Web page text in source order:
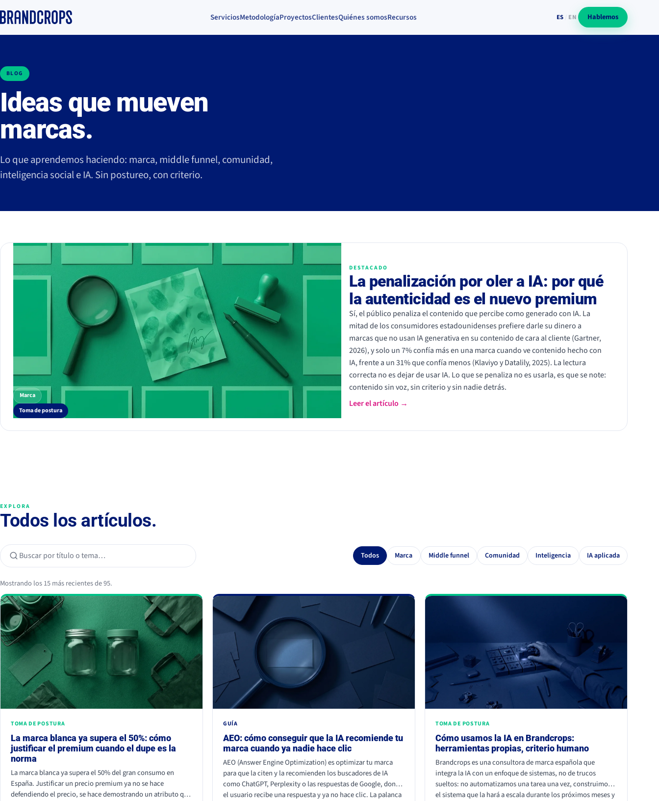
ServiciosMetodologíaProyectosClientesQuiénes somosRecursos ES EN Hablemos
BLOG
Ideas que mueven
marcas.
Lo que aprendemos haciendo: marca, middle funnel, comunidad,
inteligencia social e IA. Sin postureo, con criterio.
Marca
Toma de postura
DESTACADO
La penalización por oler a IA: por qué
la autenticidad es el nuevo premium
Sí, el público penaliza el contenido que percibe como generado con IA. La
mitad de los consumidores estadounidenses prefiere darle su dinero a
marcas que no usan IA generativa en su contenido de cara al cliente (Gartner,
2026), y solo un 7% confía más en una marca cuando ve contenido hecho con
IA, frente a un 31% que confía menos (Klaviyo y Datalily, 2025). La lectura
correcta no es dejar de usar IA. Lo que se penaliza no es usarla, es que se note:
contenido sin voz, sin criterio y sin nadie detrás.
Leer el artículo →
EXPLORA
Todos los artículos.
Todos Marca Middle funnel Comunidad Inteligencia IA aplicada
Mostrando los 15 más recientes de 95.
TOMA DE POSTURA
La marca blanca ya supera el 50%: cómo
justificar el premium cuando el dupe es la
norma
La marca blanca ya supera el 50% del gran consumo en
España. Justificar un precio premium ya no se hace
defendiendo el precio, se hace demostrando un atributo que
GUÍA
AEO: cómo conseguir que la IA recomiende tu
marca cuando ya nadie hace clic
AEO (Answer Engine Optimization) es optimizar tu marca
para que la citen y la recomienden los buscadores de IA
como ChatGPT, Perplexity o las respuestas de Google, donde
el usuario recibe una respuesta y ya no hace clic. La palanca
TOMA DE POSTURA
Cómo usamos la IA en Brandcrops:
herramientas propias, criterio humano
Brandcrops es una consultora de marca española que
integra la IA con un enfoque de sistemas, no de trucos
sueltos: no automatizamos una tarea una vez, construimos
el sistema que la hará a escala durante los próximos meses y